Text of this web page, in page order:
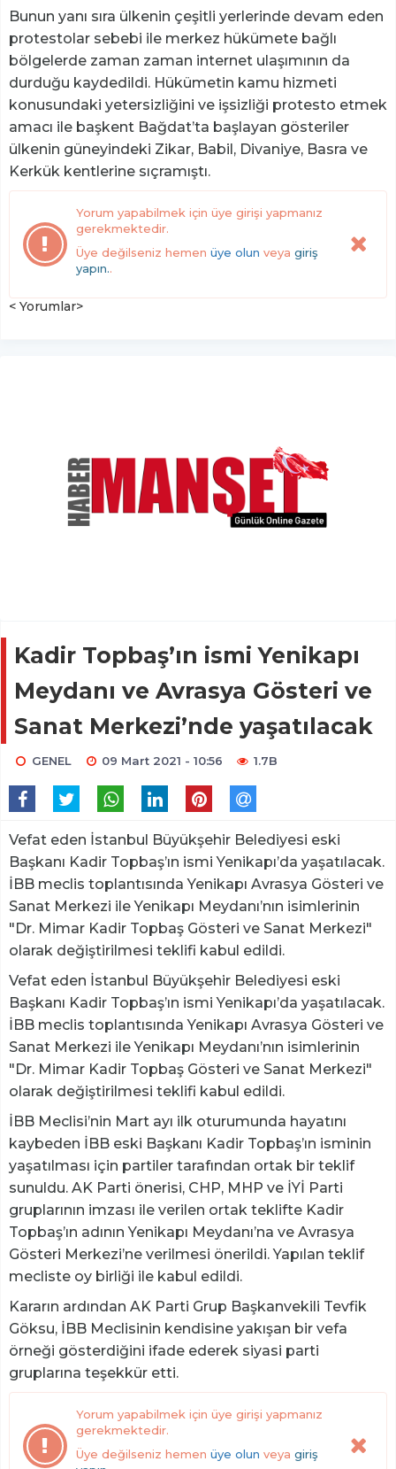
Bunun yanı sıra ülkenin çeşitli yerlerinde devam eden
protestolar sebebi ile merkez hükümete bağlı
bölgelerde zaman zaman internet ulaşımının da
durduğu kaydedildi. Hükümetin kamu hizmeti
konusundaki yetersizliğini ve işsizliği protesto etmek
amacı ile başkent Bağdat’ta başlayan gösteriler
ülkenin güneyindeki Zikar, Babil, Divaniye, Basra ve
Kerkük kentlerine sıçramıştı.
Yorum yapabilmek için üye girişi yapmanız
gerekmektedir.
Üye değilseniz hemen üye olun veya giriş
yapın..
< Yorumlar>
Kadir Topbaş’ın ismi Yenikapı
Meydanı ve Avrasya Gösteri ve
Sanat Merkezi’nde yaşatılacak
GENEL 09 Mart 2021 - 10:56 1.7B
Vefat eden İstanbul Büyükşehir Belediyesi eski
Başkanı Kadir Topbaş’ın ismi Yenikapı’da yaşatılacak.
İBB meclis toplantısında Yenikapı Avrasya Gösteri ve
Sanat Merkezi ile Yenikapı Meydanı’nın isimlerinin
"Dr. Mimar Kadir Topbaş Gösteri ve Sanat Merkezi"
olarak değiştirilmesi teklifi kabul edildi.
Vefat eden İstanbul Büyükşehir Belediyesi eski
Başkanı Kadir Topbaş’ın ismi Yenikapı’da yaşatılacak.
İBB meclis toplantısında Yenikapı Avrasya Gösteri ve
Sanat Merkezi ile Yenikapı Meydanı’nın isimlerinin
"Dr. Mimar Kadir Topbaş Gösteri ve Sanat Merkezi"
olarak değiştirilmesi teklifi kabul edildi.
İBB Meclisi’nin Mart ayı ilk oturumunda hayatını
kaybeden İBB eski Başkanı Kadir Topbaş’ın isminin
yaşatılması için partiler tarafından ortak bir teklif
sunuldu. AK Parti önerisi, CHP, MHP ve İYİ Parti
gruplarının imzası ile verilen ortak teklifte Kadir
Topbaş’ın adının Yenikapı Meydanı’na ve Avrasya
Gösteri Merkezi’ne verilmesi önerildi. Yapılan teklif
mecliste oy birliği ile kabul edildi.
Kararın ardından AK Parti Grup Başkanvekili Tevfik
Göksu, İBB Meclisinin kendisine yakışan bir vefa
örneği gösterdiğini ifade ederek siyasi parti
gruplarına teşekkür etti.
Yorum yapabilmek için üye girişi yapmanız
gerekmektedir.
Üye değilseniz hemen üye olun veya giriş